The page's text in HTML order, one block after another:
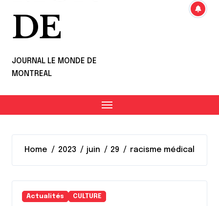
DE
JOURNAL LE MONDE DE
MONTREAL
Home 2023 juin 29 racisme médical
Actualités CULTURE